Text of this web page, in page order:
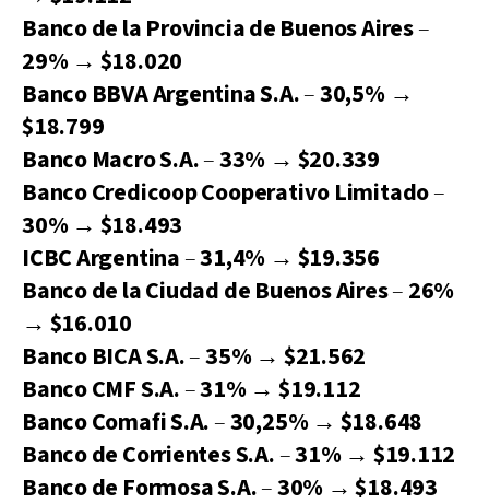
Banco de la Provincia de Buenos Aires–
29%→ $18.020
Banco BBVA Argentina S.A.–30,5%→
$18.799
Banco Macro S.A.–33% → $20.339
Banco Credicoop Cooperativo Limitado–
30%→ $18.493
ICBC Argentina–31,4% → $19.356
Banco de la Ciudad de Buenos Aires– 26%
→ $16.010
Banco BICA S.A.–35%→ $21.562
Banco CMF S.A.–31%→ $19.112
Banco Comafi S.A.–30,25%→ $18.648
Banco de Corrientes S.A.–31%→ $19.112
Banco de Formosa S.A.–30% →$18.493